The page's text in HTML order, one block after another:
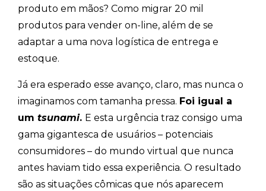
produto em mãos? Como migrar 20 mil
produtos para vender on-line, além de se
adaptar a uma nova logística de entrega e
estoque.
Já era esperado esse avanço, claro, mas nunca o
imaginamos com tamanha pressa. Foi igual a
um tsunami. E esta urgência traz consigo uma
gama gigantesca de usuários – potenciais
consumidores – do mundo virtual que nunca
antes haviam tido essa experiência. O resultado
são as situações cômicas que nós aparecem